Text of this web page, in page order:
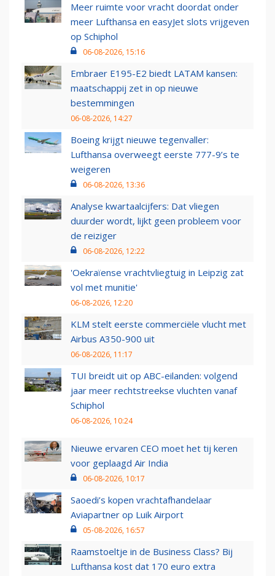
Meer ruimte voor vracht doordat onder
meer Lufthansa en easyJet slots vrijgeven
op Schiphol
06-08-2026, 15:16
Embraer E195-E2 biedt LATAM kansen:
maatschappij zet in op nieuwe
bestemmingen
06-08-2026, 14:27
Boeing krijgt nieuwe tegenvaller:
Lufthansa overweegt eerste 777-9’s te
weigeren
06-08-2026, 13:36
Analyse kwartaalcijfers: Dat vliegen
duurder wordt, lijkt geen probleem voor
de reiziger
06-08-2026, 12:22
'Oekraïense vrachtvliegtuig in Leipzig zat
vol met munitie'
06-08-2026, 12:20
KLM stelt eerste commerciële vlucht met
Airbus A350-900 uit
06-08-2026, 11:17
TUI breidt uit op ABC-eilanden: volgend
jaar meer rechtstreekse vluchten vanaf
Schiphol
06-08-2026, 10:24
Nieuwe ervaren CEO moet het tij keren
voor geplaagd Air India
06-08-2026, 10:17
Saoedi’s kopen vrachtafhandelaar
Aviapartner op Luik Airport
05-08-2026, 16:57
Raamstoeltje in de Business Class? Bij
Lufthansa kost dat 170 euro extra